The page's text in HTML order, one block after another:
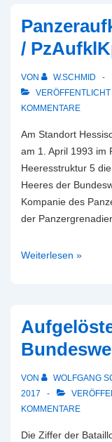
/
VON W.SCHMID
VERÖFFENTLICHT
KOMMENTARE
Am Standort
am 1. April 1993 im
Heeresstruktur 5
Heeres der
Kompanie des
der
Weiterlesen »
VON WOLFGANG
2017
KOMMENTARE
Die Ziffer der